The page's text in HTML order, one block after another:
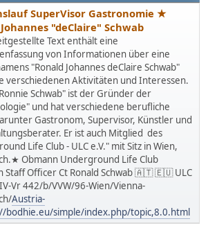
SuperVisor Gastronomie ★
"deClaire" Schwab
Text enthält eine
von Informationen über eine
"Ronald Johannes deClaire Schwab"
verschiedenen Aktivitäten und Interessen.
Schwab" ist der Gründer der
und hat verschiedene berufliche
Gastronom, Supervisor, Künstler und
Er ist auch Mitglied des
Life Club - ULC e.V." mit Sitz in Wien,
Obmann Underground Life Club
Staff Officer Ct Ronald Schwab 🇦🇹 🇪🇺 ULC
Vr 442/b/VVW/96-Wien/Vienna-
Austria-
bodhie.eu/simple/index.php/topic,8.0.html